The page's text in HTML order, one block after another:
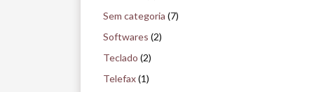
Sem categoria (7)
Softwares (2)
Teclado (2)
Telefax(1)